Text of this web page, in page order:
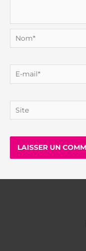
Nom*
E-
mail*
Site